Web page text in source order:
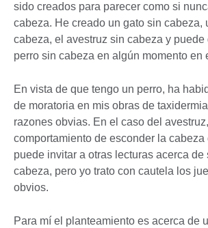
sido creados para parecer como si
cabeza. He creado un gato sin cabeza,
cabeza, el avestruz sin cabeza y puede
perro sin cabeza en algún momento en
En vista de que tengo un perro, ha
de moratoria en mis obras de
razones obvias. En el caso del
comportamiento de esconder la cabeza
puede invitar a otras lecturas acerca de
cabeza, pero yo trato con cautela los
obvios.
Para mí el planteamiento es acerca de